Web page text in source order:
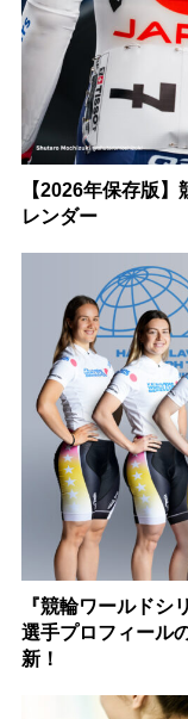
【2026年保存版
レンダー
『競輪ワールドシ
選手プロフィール
新！